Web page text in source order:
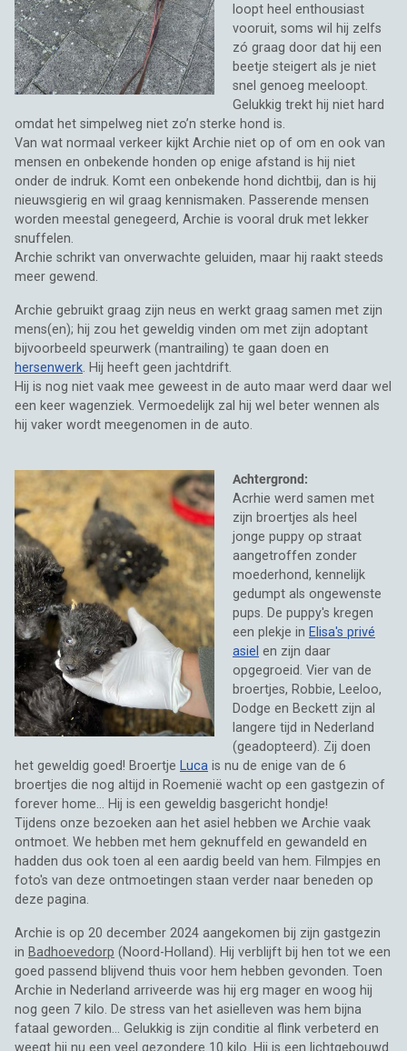
loopt heel enthousiast
vooruit, soms wil hij zelfs
zó graag door dat hij een
beetje steigert als je niet
snel genoeg meeloopt.
Gelukkig trekt hij niet hard
omdat het simpelweg niet zo’n sterke hond is.
Van wat normaal verkeer kijkt Archie niet op of om en ook van
mensen en onbekende honden op enige afstand is hij niet
onder de indruk. Komt een onbekende hond dichtbij, dan is hij
nieuwsgierig en wil graag kennismaken. Passerende mensen
worden meestal genegeerd, Archie is vooral druk met lekker
snuffelen.
Archie schrikt van onverwachte geluiden, maar hij raakt steeds
meer gewend.
Archie gebruikt graag zijn neus en werkt graag samen met zijn
mens(en); hij zou het geweldig vinden om met zijn adoptant
bijvoorbeeld speurwerk (mantrailing) te gaan doen en
hersenwerk. Hij heeft geen jachtdrift.
Hij is nog niet vaak mee geweest in de auto maar werd daar wel
een keer wagenziek. Vermoedelijk zal hij wel beter wennen als
hij vaker wordt meegenomen in de auto.
Achtergrond:
Acrhie werd samen met
zijn broertjes als heel
jonge puppy op straat
aangetroffen zonder
moederhond, kennelijk
gedumpt als ongewenste
pups. De puppy's kregen
een plekje in Elisa's privé
asiel en zijn daar
opgegroeid. Vier van de
broertjes, Robbie, Leeloo,
Dodge en Beckett zijn al
langere tijd in Nederland
(geadopteerd). Zij doen
het geweldig goed! Broertje Luca is nu de enige van de 6
broertjes die nog altijd in Roemenië wacht op een gastgezin of
forever home... Hij is een geweldig basgericht hondje!
Tijdens onze bezoeken aan het asiel hebben we Archie vaak
ontmoet. We hebben met hem geknuffeld en gewandeld en
hadden dus ook toen al een aardig beeld van hem. Filmpjes en
foto's van deze ontmoetingen staan verder naar beneden op
deze pagina.
Archie is op 20 december 2024 aangekomen bij zijn gastgezin
in Badhoevedorp (Noord-Holland). Hij verblijft bij hen tot we een
goed passend blijvend thuis voor hem hebben gevonden. Toen
Archie in Nederland arriveerde was hij erg mager en woog hij
nog geen 7 kilo. De stress van het asielleven was hem bijna
fataal geworden... Gelukkig is zijn conditie al flink verbeterd en
weegt hij nu een veel gezondere 10 kilo. Hij is een lichtgebouwd